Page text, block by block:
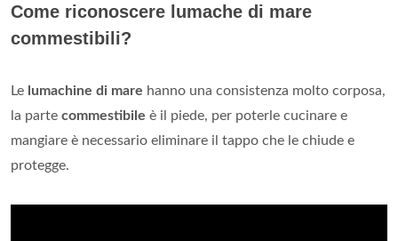
Come riconoscere lumache di mare
commestibili?
Le lumachine di mare hanno una consistenza molto corposa,
la parte commestibile è il piede, per poterle cucinare e
mangiare è necessario eliminare il tappo che le chiude e
protegge.